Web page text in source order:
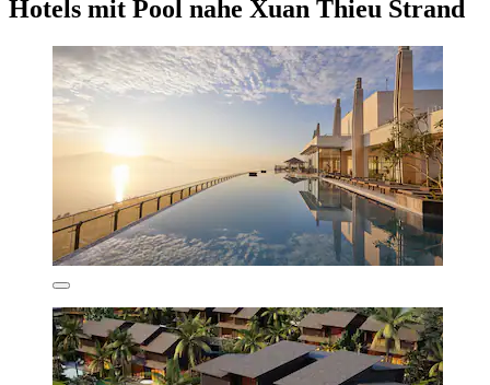
Hotels mit Pool nahe Xuan Thieu Strand